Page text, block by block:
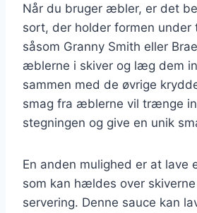
Når du bruger æbler, er det
sort, der holder formen under
såsom Granny Smith eller
æblerne i skiver og læg dem
sammen med de øvrige
smag fra æblerne vil trænge
stegningen og give en unik
En anden mulighed er at lave
som kan hældes over
servering. Denne sauce kan